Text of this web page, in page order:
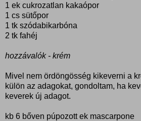
1 ek cukrozatlan kakaópor
1 cs sütőpor
1 tk szódabikarbóna
2 tk fahéj
hozzávalók - krém
Mivel nem ördöngösség kikeverni a
külön az adagokat, gondoltam, ha
keverek új adagot.
kb 6 bőven púpozott ek mascarpone